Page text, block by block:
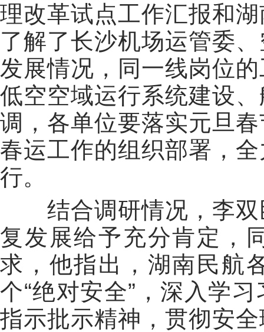
理改革试点工作汇报和
了解了长沙机场运管委
发展情况，同一线岗位
低空空域运行系统建设
调，各单位要落实元旦
春运工作的组织部署，
行。
结合调研情况，李双
复发展给予充分肯定，
求，他指出，湖南民航
个“绝对安全”，深入学
指示批示精神，贯彻安